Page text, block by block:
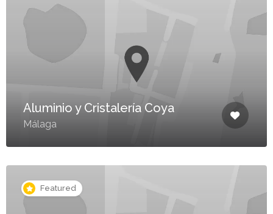
Aluminio y Cristalería Coya
Málaga
Featured